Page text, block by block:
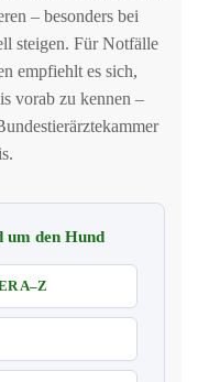
– besonders bei
steigen. Für Notfälle
empfiehlt es sich,
vorab zu kennen –
um den Hund
A–Z